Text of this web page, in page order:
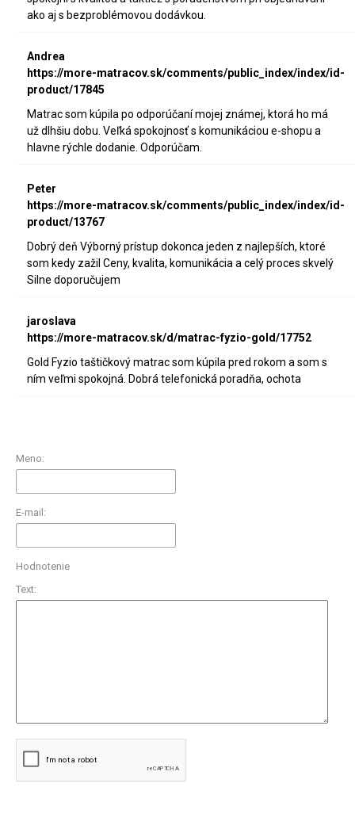
ako aj s bezproblémovou dodávkou.
Andrea
https://more-matracov.sk/comments/public_index/index/id-
product/17845
Matrac som kúpila po odporúčaní mojej známej, ktorá ho má
už dlhšiu dobu. Veľká spokojnosť s komunikáciou e-shopu a
hlavne rýchle dodanie. Odporúčam.
Peter
https://more-matracov.sk/comments/public_index/index/id-
product/13767
Dobrý deň Výborný prístup dokonca jeden z najlepších, ktoré
som kedy zažil Ceny, kvalita, komunikácia a celý proces skvelý
Silne doporučujem
jaroslava
https://more-matracov.sk/d/matrac-fyzio-gold/17752
Gold Fyzio taštičkový matrac som kúpila pred rokom a som s
ním veľmi spokojná. Dobrá telefonická poradňa, ochota
Meno:
E-mail:
Hodnotenie
Text: